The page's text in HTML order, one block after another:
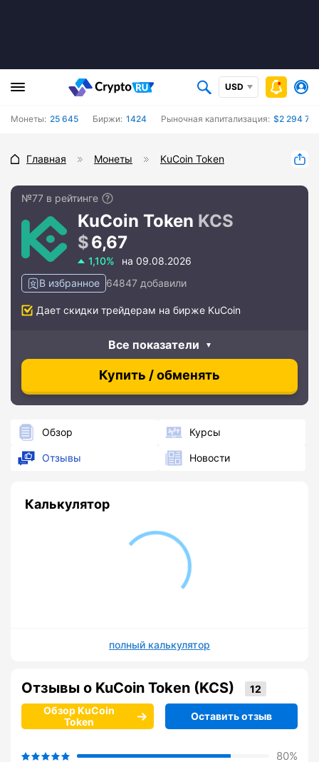
USD
Монеты: 25 645 Биржи: 1424 Рыночная капитализация: $2 294
Главная Монеты KuCoin Token
№77 в рейтинге
KuCoin Token KCS
6,67
1,10%
на 09.08.2026
В избранное 64847 добавили
Дает скидки трейдерам на бирже KuCoin
Все показатели
Купить / обменять
Обзор Курсы
Отзывы Новости
Калькулятор
полный калькулятор
Отзывы о KuCoin Token (KCS)
Обзор KuCoin
Token
Оставить отзыв
80%